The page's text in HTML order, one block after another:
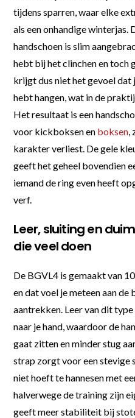
tijdens sparren, waar elke
als een onhandige winterjas.
handschoen is slim
hebt bij het clinchen en toch
krijgt dus niet het gevoel dat
hebt hangen, wat in de
Het resultaat is een
voor kickboksen en boksen,
karakter verliest. De gele
geeft het geheel bovendien
iemand de ring even heeft
verf.
Leer, sluiting en
die veel doen
De BGVL4 is gemaakt van
en dat voel je meteen aan
aantrekken. Leer van dit
naar je hand, waardoor de
gaat zitten en minder stug
strap zorgt voor een stevige
niet hoeft te hannesen met
halverwege de training zijn
geeft meer stabiliteit bij